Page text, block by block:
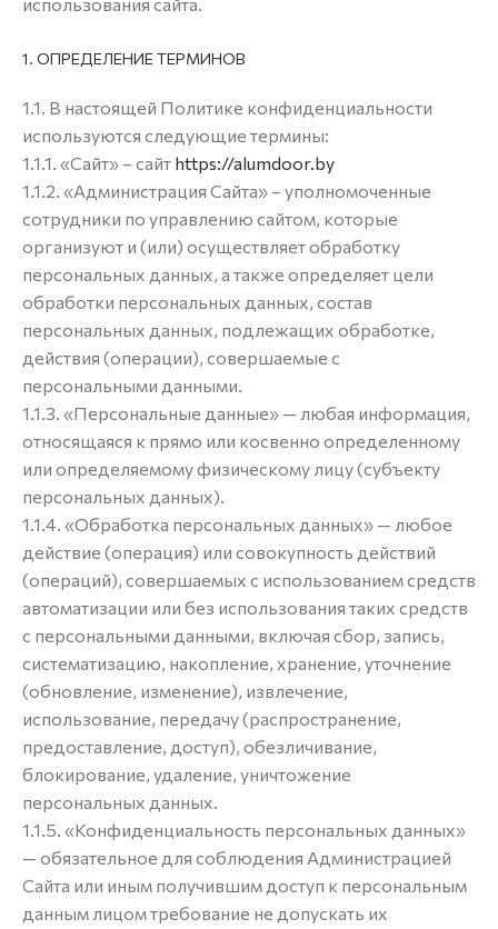
1. ОПРЕДЕЛЕНИЕ ТЕРМИНОВ
1.1. В настоящей Политике конфиденциальности
используются следующие термины:
1.1.1. «Сайт» – сайт https://alumdoor.by
1.1.2. «Администрация Сайта» – уполномоченные
сотрудники по управлению сайтом, которые
организуют и (или) осуществляет обработку
персональных данных, а также определяет цели
обработки персональных данных, состав
персональных данных, подлежащих обработке,
действия (операции), совершаемые с
персональными данными.
1.1.3. «Персональные данные» — любая информация,
относящаяся к прямо или косвенно определенному
или определяемому физическому лицу (субъекту
персональных данных).
1.1.4. «Обработка персональных данных» — любое
действие (операция) или совокупность действий
(операций), совершаемых с использованием средств
автоматизации или без использования таких средств
с персональными данными, включая сбор, запись,
систематизацию, накопление, хранение, уточнение
(обновление, изменение), извлечение,
использование, передачу (распространение,
предоставление, доступ), обезличивание,
блокирование, удаление, уничтожение
персональных данных.
1.1.5. «Конфиденциальность персональных данных»
— обязательное для соблюдения Администрацией
Сайта или иным получившим доступ к персональным
данным лицом требование не допускать их